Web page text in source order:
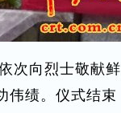
次向烈士敬献鲜
伟绩。仪式结束